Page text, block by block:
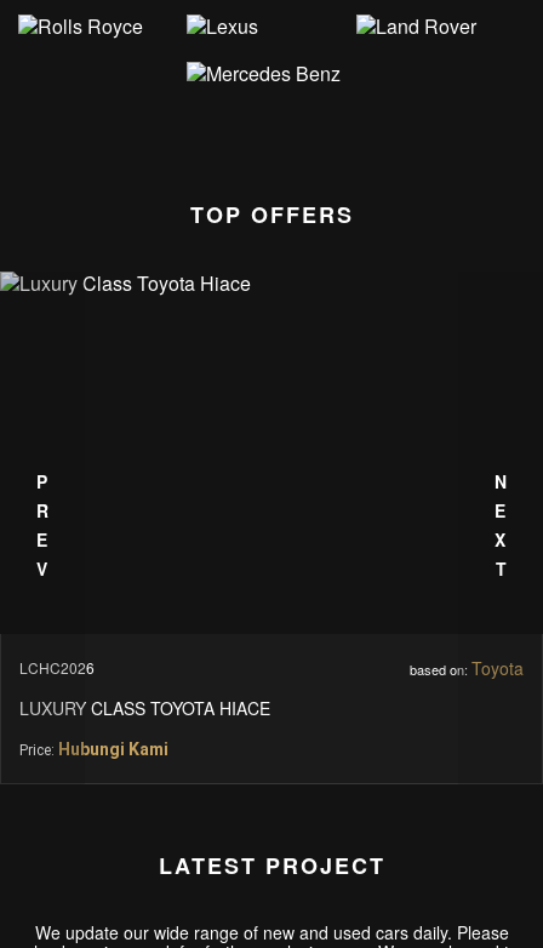
TOP OFFERS
BMW325i based on:BMW
BMW 325I LUXURY SUV SEAT
Price: Hubungi Kami
PREV NEXT
LATEST PROJECT
We update our wide range of new and used cars daily. Please